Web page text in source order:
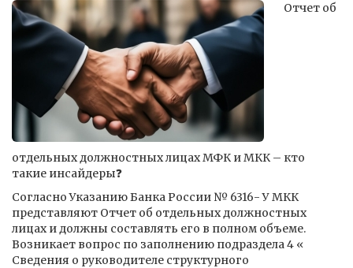
Отчет об
отдельных должностных лицах МФК и МКК – кто
такие инсайдеры❓
Согласно Указанию Банка России № 6316- У МКК
представляют Отчет об отдельных должностных
лицах и должны составлять его в полном объеме.
Возникает вопрос по заполнению подраздела 4 «
Сведения о руководителе структурного